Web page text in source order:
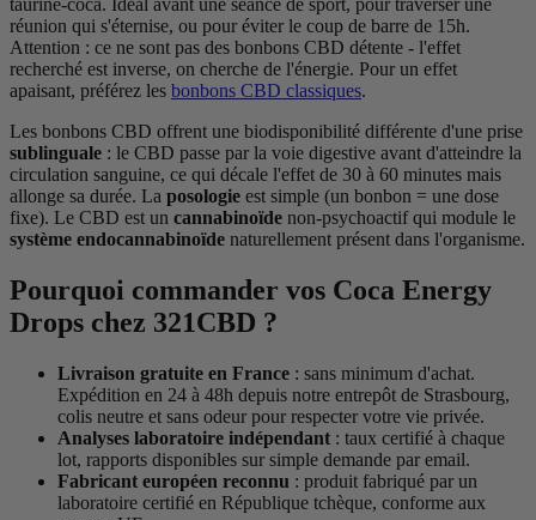
taurine-coca. Idéal avant une séance de sport, pour traverser une
réunion qui s'éternise, ou pour éviter le coup de barre de 15h.
Attention : ce ne sont pas des bonbons CBD détente - l'effet
recherché est inverse, on cherche de l'énergie. Pour un effet
apaisant, préférez les bonbons CBD classiques.
Les bonbons CBD offrent une biodisponibilité différente d'une prise
sublinguale : le CBD passe par la voie digestive avant d'atteindre la
circulation sanguine, ce qui décale l'effet de 30 à 60 minutes mais
allonge sa durée. La posologie est simple (un bonbon = une dose
fixe). Le CBD est un cannabinoïde non-psychoactif qui module le
système endocannabinoïde naturellement présent dans l'organisme.
Pourquoi commander vos Coca Energy
Drops chez 321CBD ?
Livraison gratuite en France : sans minimum d'achat.
Expédition en 24 à 48h depuis notre entrepôt de Strasbourg,
colis neutre et sans odeur pour respecter votre vie privée.
Analyses laboratoire indépendant : taux certifié à chaque
lot, rapports disponibles sur simple demande par email.
Fabricant européen reconnu : produit fabriqué par un
laboratoire certifié en République tchèque, conforme aux